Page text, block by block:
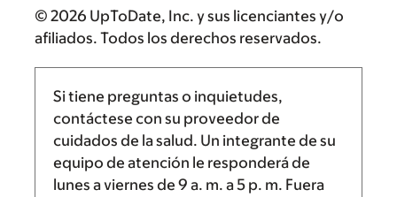
© 2026 UpToDate, Inc. y sus licenciantes y/o
afiliados. Todos los derechos reservados.
Si tiene preguntas o inquietudes,
contáctese con su proveedor de
cuidados de la salud. Un integrante de su
equipo de atención le responderá de
lunes a viernes de 9 a. m. a5 p. m. Fuera